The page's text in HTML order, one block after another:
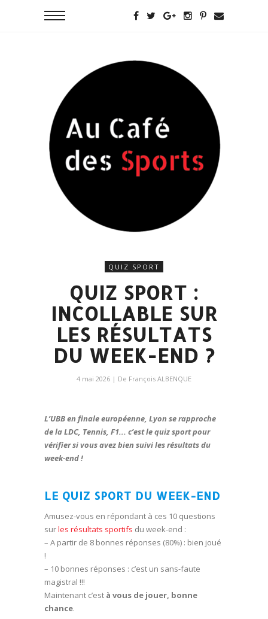
QUIZ SPORT
QUIZ SPORT :
INCOLLABLE SUR
LES RÉSULTATS
DU WEEK-END ?
4 mai 2026 | De François ALBENQUE
L’UBB en finale européenne, Lyon se rapproche
de la LDC, Tennis, F1... c’est le quiz sport pour
vérifier si vous avez bien suivi les résultats du
week-end !
LE QUIZ SPORT DU WEEK-END
Amusez-vous en répondant à ces 10 questions
surles résultats sportifs du week-end :
– A partir de 8 bonnes réponses (80%) : bien joué
!
– 10 bonnes réponses : c’est un sans-faute
magistral !!!
Maintenant c’est à vous de jouer, bonne
chance.